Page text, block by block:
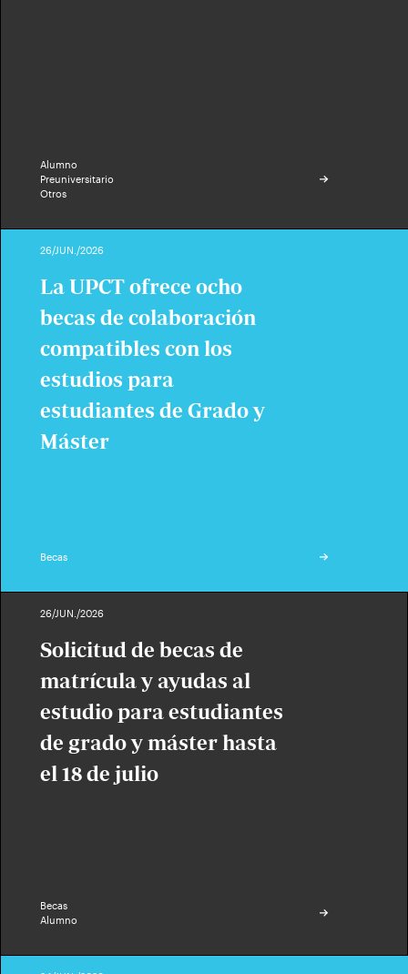
Alumno
Preuniversitario
Otros
26/JUN./2026
La UPCT ofrece ocho
becas de colaboración
compatibles con los
estudios para
estudiantes de Grado y
Máster
Becas
26/JUN./2026
Solicitud de becas de
matrícula y ayudas al
estudio para estudiantes
de grado y máster hasta
el 18 de julio
Becas
Alumno